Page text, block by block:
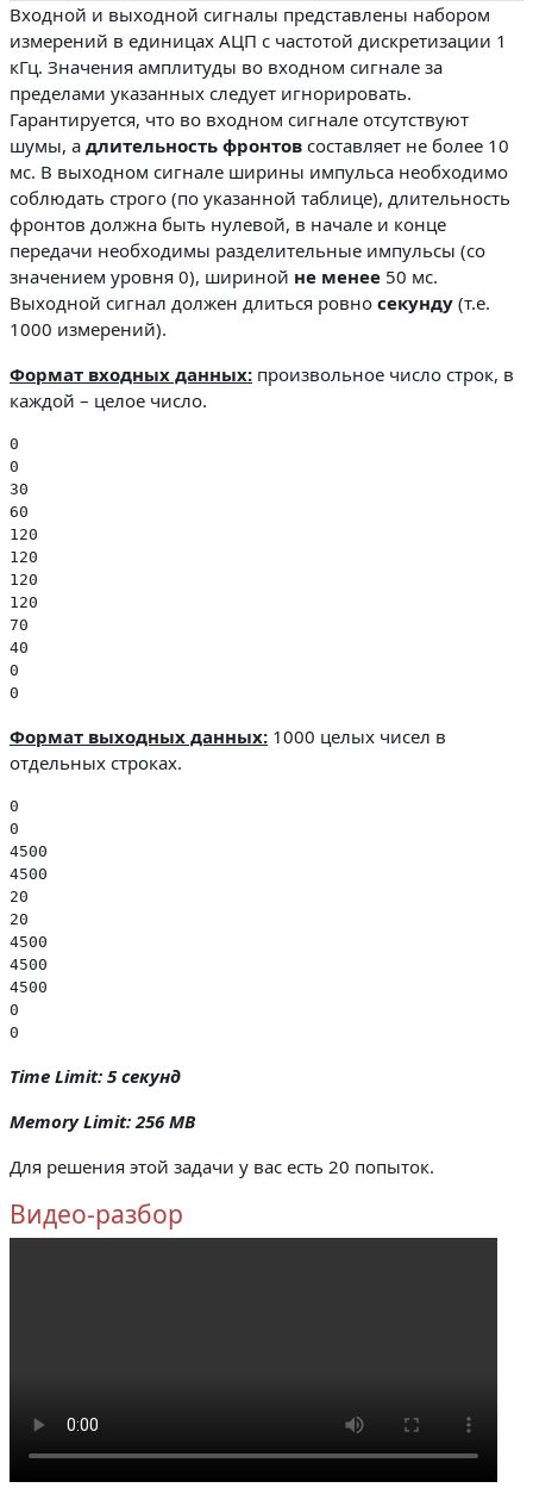
Входной и выходной сигналы представлены набором
измерений в единицах АЦП с частотой дискретизации 1
кГц. Значения амплитуды во входном сигнале за
пределами указанных следует игнорировать.
Гарантируется, что во входном сигнале отсутствуют
шумы, а длительность фронтов составляет не более 10
мс. В выходном сигнале ширины импульса необходимо
соблюдать строго (по указанной таблице), длительность
фронтов должна быть нулевой, в начале и конце
передачи необходимы разделительные импульсы (со
значением уровня 0), шириной не менее 50 мс.
Выходной сигнал должен длиться ровно секунду (т.е.
1000 измерений).
Формат входных данных: произвольное число строк, в
каждой – целое число.
0
0
30
60
120
120
120
120
70
40
0
0
Формат выходных данных: 1000 целых чисел в
отдельных строках.
0
0
4500
4500
20
20
4500
4500
4500
0
0
Time Limit: 5 секунд
Memory Limit: 256 MB
Для решения этой задачи у вас есть 20 попыток.
Видео-разбор